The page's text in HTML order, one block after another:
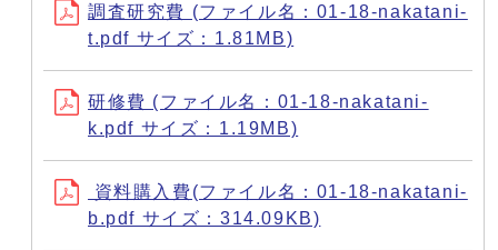
調査研究費 (ファイル名：01-18-nakatani-
t.pdf サイズ：1.81MB)
研修費 (ファイル名：01-18-nakatani-
k.pdf サイズ：1.19MB)
資料購入費(ファイル名：01-18-nakatani-
b.pdf サイズ：314.09KB)